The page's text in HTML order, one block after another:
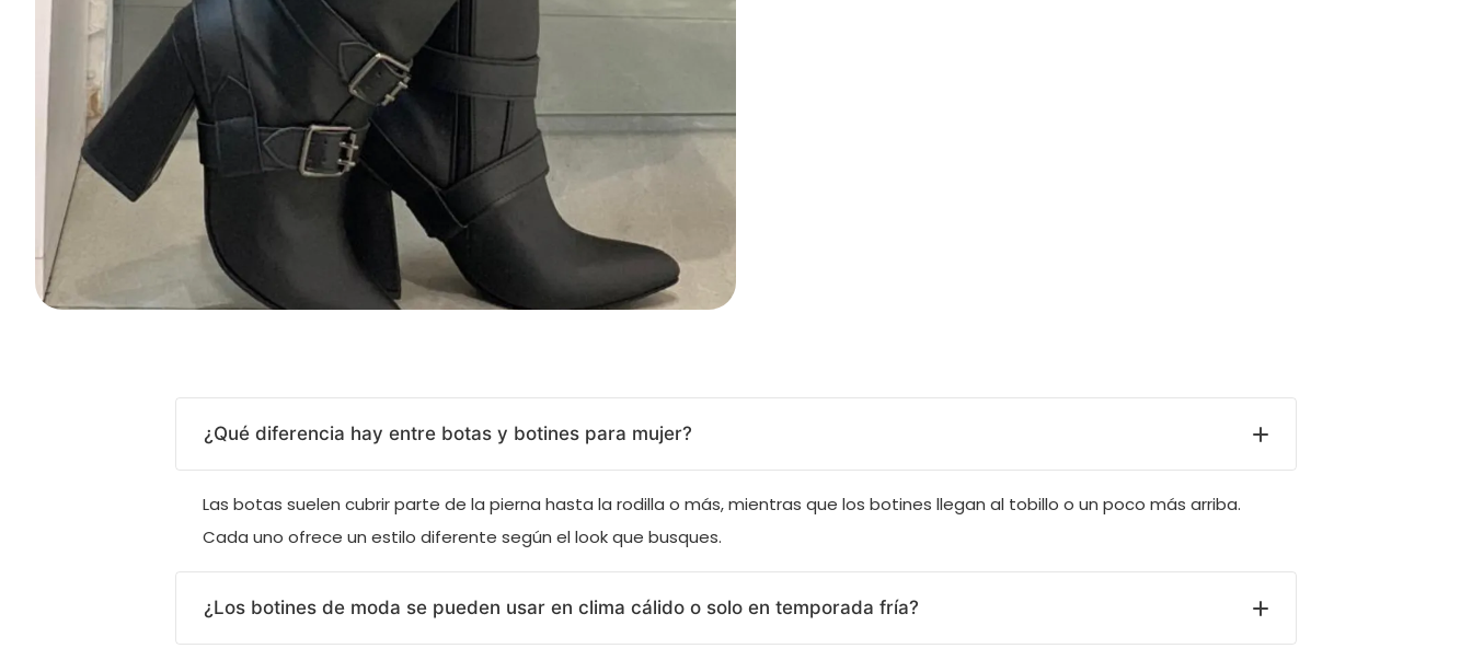
¿Qué diferencia hay entre botas y botines para mujer?
Las botas suelen cubrir parte de la pierna hasta la rodilla o más, mientras que los botines llegan al tobillo o un poco más arriba.
Cada uno ofrece un estilo diferente según el look que busques.
¿Los botines de moda se pueden usar en clima cálido o solo en temporada fría?